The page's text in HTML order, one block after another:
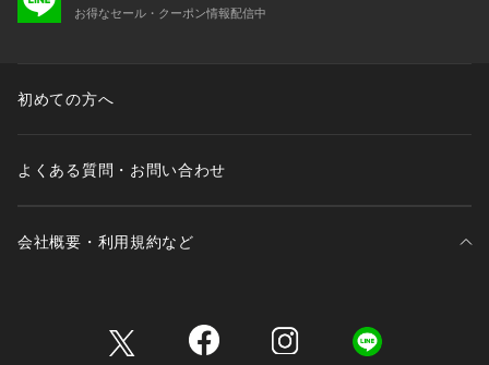
お得なセール・クーポン情報配信中
初めての方へ
よくある質問・お問い合わせ
会社概要・利用規約など